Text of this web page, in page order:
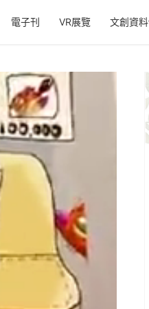
電子刊 VR展覽 文創資料